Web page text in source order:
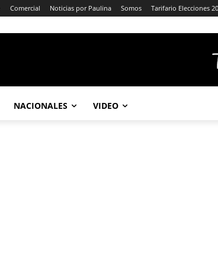
Comercial Noticias por Paulina Somos Tarifario Elecciones
NACIONALES VIDEO